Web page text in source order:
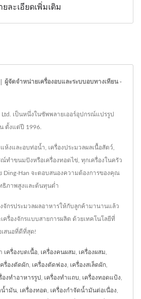
ยละเอียดเพิ่มเติม
จัดจำหน่ายเครื่องอบและระบบอบทางเทียน -
Ltd. เป็นหนึ่งในซัพพลายเออร์อุปกรณ์แปรรูป
ตั้งแต่ปี 1996.
ห้งและอบท่อน้ำ, เครื่องประมวลผลเนื้อสัตว์,
ณ์ทำขนมปังหรือเครื่องทอดไข่, ทุกเครื่องในครัว
Ding-Han จะตอบสนองความต้องการของคุณ
ธิภาพสูงและต้นทุนต่ำ
งจักรประมวลผลอาหารให้กับลูกค้ามานานแล้ว
ครื่องจักรแบบสายการผลิต ด้วยเทคโนโลยีที่
เสนอที่ดีที่สุด!
เครื่องบดเนื้อ เครื่องคนผสม เครื่องผสม
ครื่องตัดผัก เครื่องตัดฟอง เครื่องสเล็ดผัก
องทำอาหารรูป เครื่องทำแถบ เครื่องทอดแป้ง
น้ำมัน เครื่องทอด เครื่องกำจัดน้ำมันต่อเนื่อง